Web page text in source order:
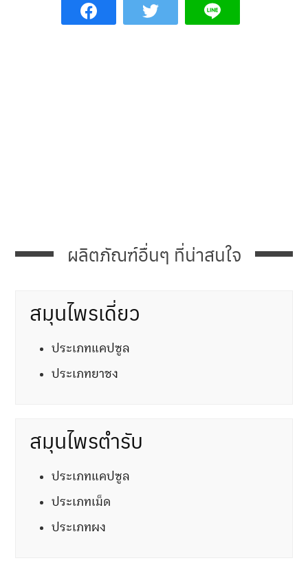
ผลิตภัณฑ์อื่นๆ ที่น่าสนใจ
สมุนไพรเดี่ยว
ประเภทแคปซูล
ประเภทยาชง
สมุนไพรตำรับ
ประเภทแคปซูล
ประเภทเม็ด
ประเภทผง